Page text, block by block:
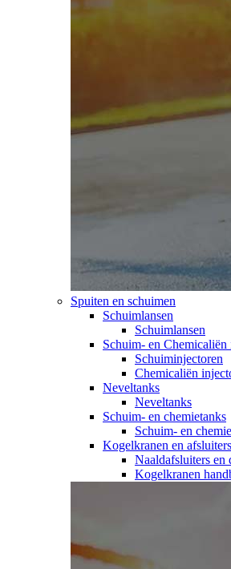
Spuiten en schuimen
Schuimlansen
Schuimlansen
Schuim- en Chemicaliën
Schuiminjectoren
Chemicaliën
Neveltanks
Neveltanks
Schuim- en chemietanks
Schuim- en
Kogelkranen en afsluiters
Naaldafsluiters en
Kogelkranen